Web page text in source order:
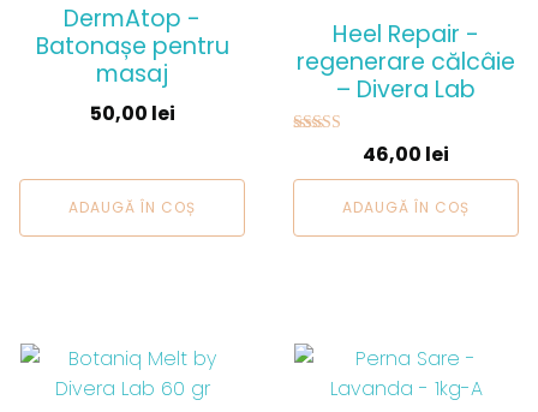
DermAtop -
Batonașe pentru
masaj
50,00 lei
ADAUGĂ ÎN COȘ
Heel Repair -
regenerare călcâie
– Divera Lab
Evaluat la
din 5
46,00 lei
ADAUGĂ ÎN COȘ
Acest
produs
Acest
produs